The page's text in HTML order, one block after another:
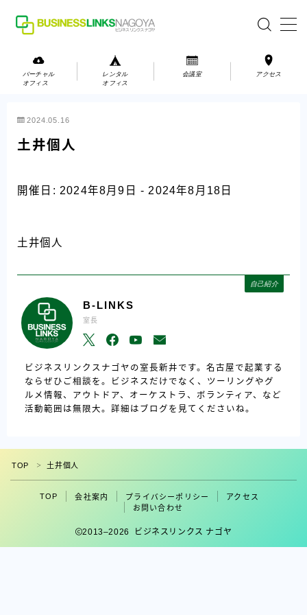
会社案内
フォロー
バーチャル
オフィス
レンタル
オフィス
会議室 アクセス
2024.05.16
土井個人
開催日: 2024年8月9日 - 2024年8月18日
土井個人
自己紹介
B-LINKS
室長
ビジネスリンクスナゴヤの室長新井です。名古屋で起業する
ならぜひご相談を。ビジネスだけでなく、ツーリングやグ
ルメ情報、アウトドア、オーケストラ、ボランティア、など
活動範囲は無限大。詳細はブログを見てくださいね。
TOP ＞ 土井個人
TOP 会社案内 プライバシーポリシー
アクセス
お問い合わせ
2013–2026 ビジネスリンクス ナゴヤ